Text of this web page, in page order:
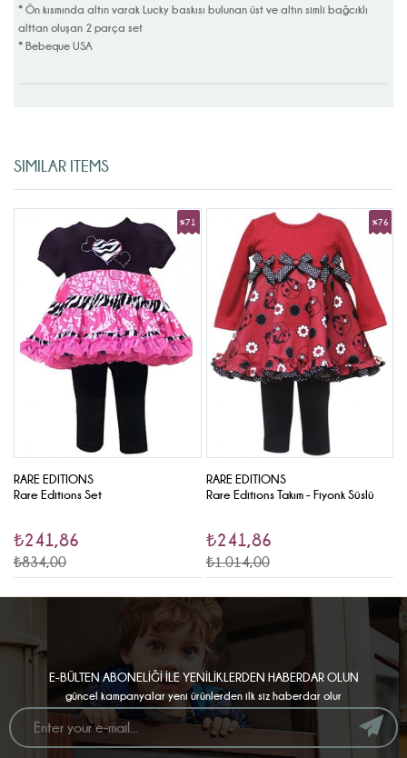
* Ön kısmında altın varak Lucky baskısı bulunan üst ve altın simli bağcıklı
alttan oluşan 2 parça set
* Bebeque USA
SIMILAR ITEMS
RARE EDITIONS
Rare Editions Set
₺241,86
₺834,00
%71
RARE EDITIONS
Rare Editions Takım - Fiyonk Süslü
₺241,86
₺1.014,00
%76
E-BÜLTEN ABONELİĞİ İLE YENİLİKLERDEN HABERDAR OLUN
güncel kampanyalar yeni ürünlerden ilk siz haberdar olur